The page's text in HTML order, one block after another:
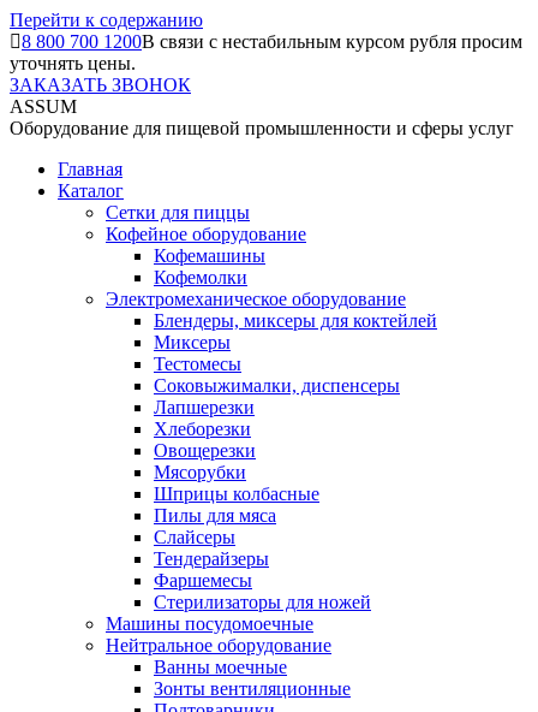
Перейти к содержанию
8 800 700 1200В связи с нестабильным курсом рубля просим
уточнять цены.
ЗАКАЗАТЬ ЗВОНОК
ASSUM
Оборудование для пищевой промышленности и сферы услуг
Главная
Каталог
Сетки для пиццы
Кофейное оборудование
Кофемашины
Кофемолки
Электромеханическое оборудование
Блендеры, миксеры для коктейлей
Миксеры
Тестомесы
Соковыжималки, диспенсеры
Лапшерезки
Хлеборезки
Овощерезки
Мясорубки
Шприцы колбасные
Пилы для мяса
Слайсеры
Тендерайзеры
Фаршемесы
Стерилизаторы для ножей
Машины посудомоечные
Нейтральное оборудование
Ванны моечные
Зонты вентиляционные